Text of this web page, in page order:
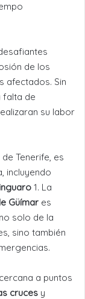
de los
afectados. Sin
falta de
su labor
Tenerife, es
incluyendo
1. La
Güímar es
solo de la
sino también
a puntos
cruces y